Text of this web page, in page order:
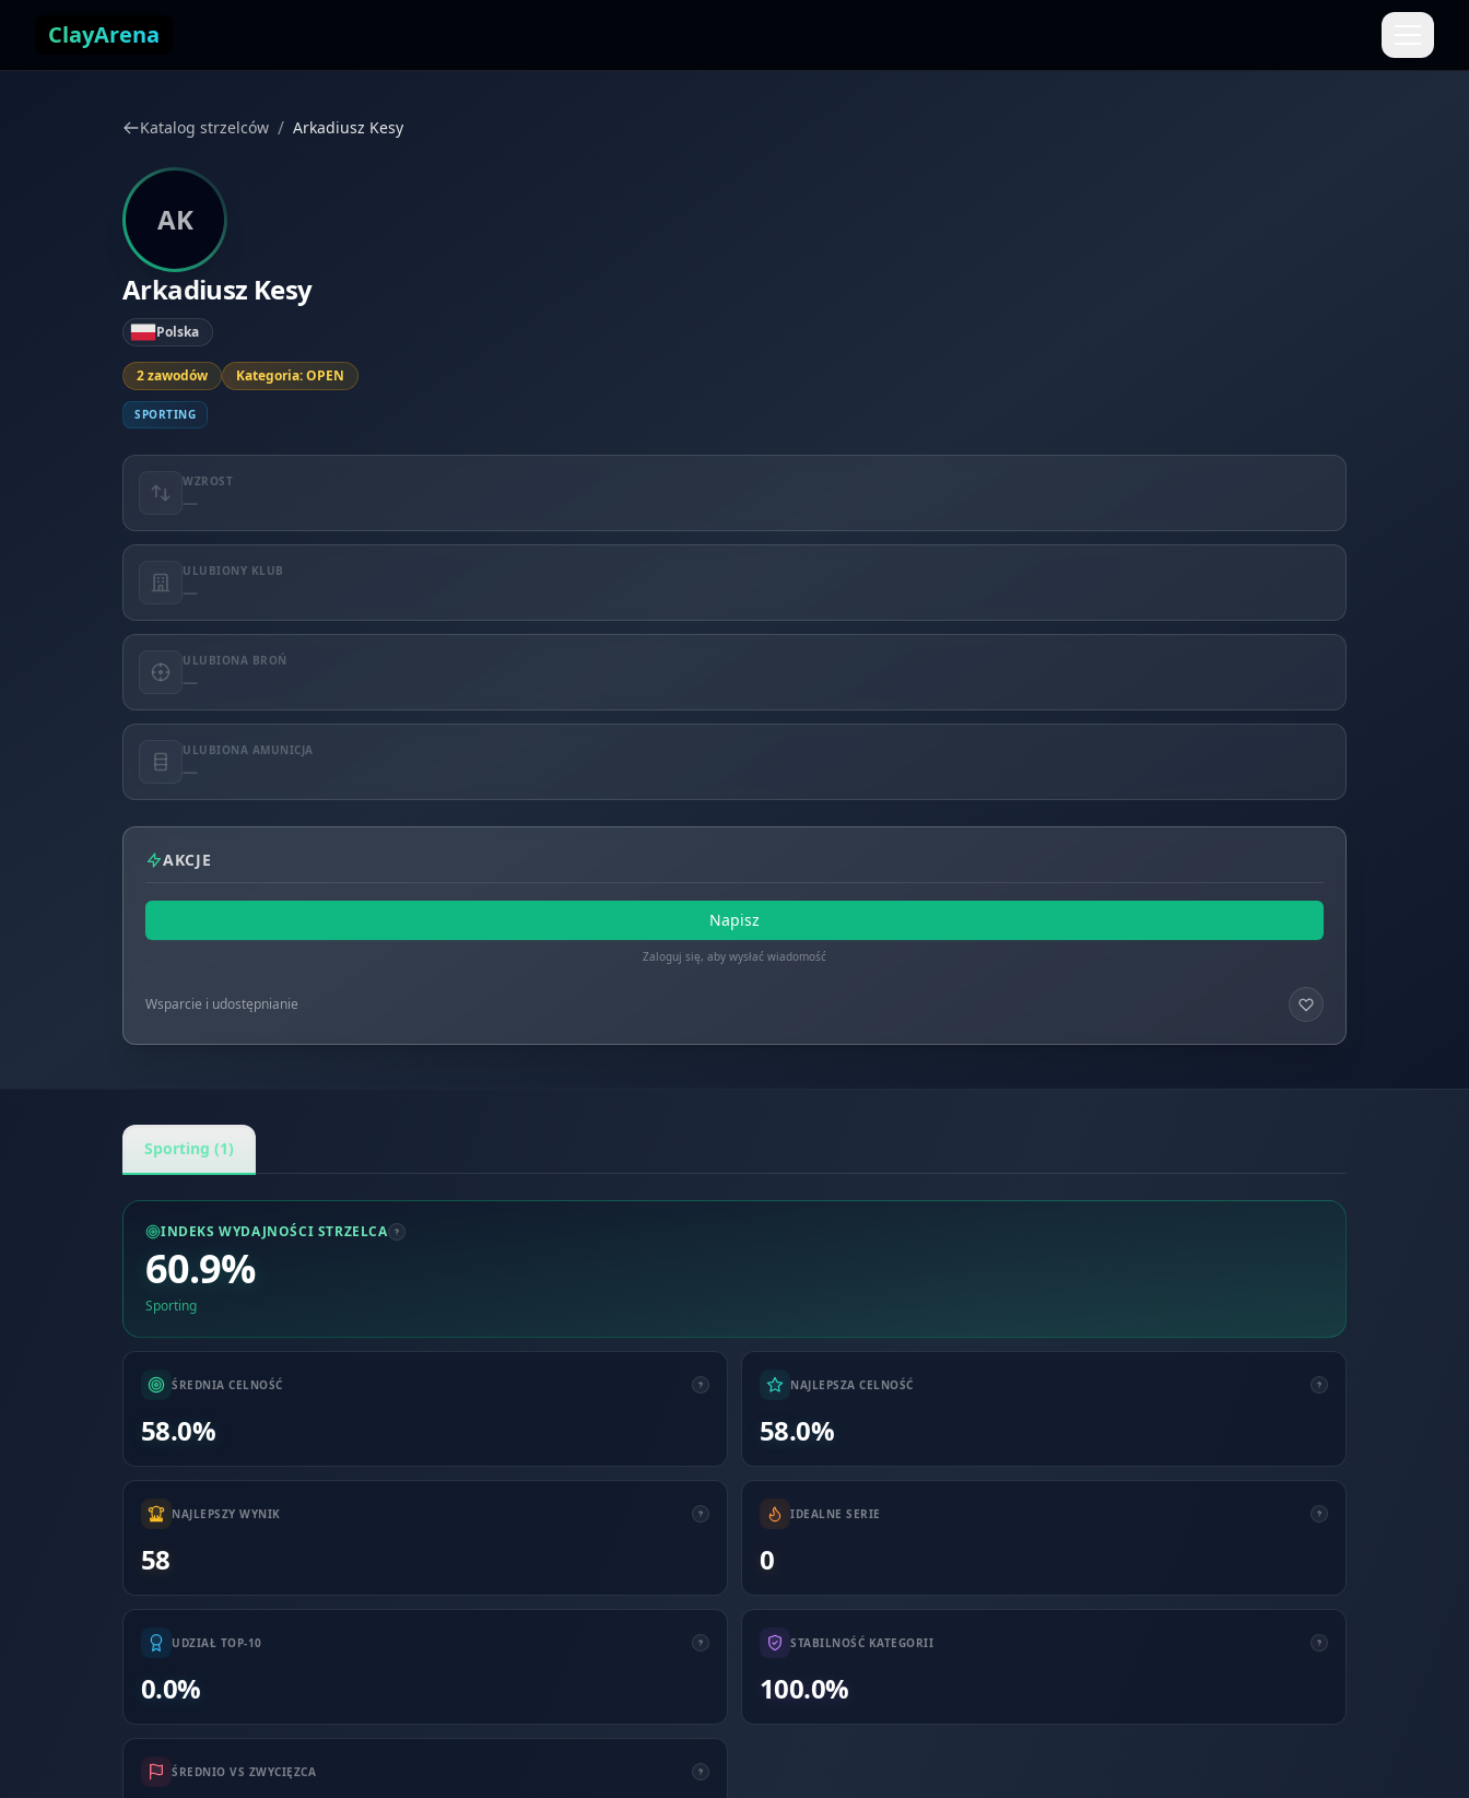
ClayArena
Katalog strzelców / Arkadiusz Kesy
AK
Arkadiusz Kesy
Polska
2 zawodów Kategoria: OPEN
SPORTING
WZROST
—
ULUBIONY KLUB
—
ULUBIONA BROŃ
—
ULUBIONA AMUNICJA
—
AKCJE
Napisz
Zaloguj się, aby wysłać wiadomość
Wsparcie i udostępnianie
Sporting (1)
INDEKS WYDAJNOŚCI STRZELCA
60.9%
Sporting
ŚREDNIA CELNOŚĆ
58.0%
NAJLEPSZA CELNOŚĆ
58.0%
NAJLEPSZY WYNIK
58
IDEALNE SERIE
0
UDZIAŁ TOP-10
0.0%
STABILNOŚĆ KATEGORII
100.0%
ŚREDNIO VS ZWYCIĘZCA